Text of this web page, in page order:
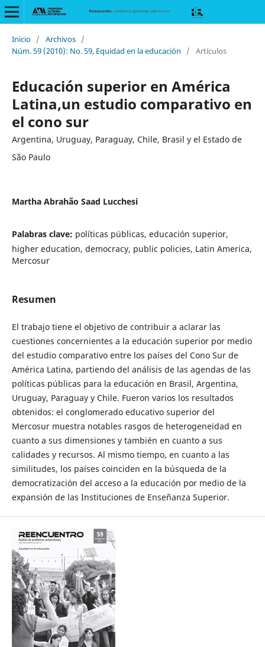
Inicio / Archivos /
Núm. 59 (2010): No. 59, Equidad en la educación
/ Artículos
Educación superior en América
Latina,un estudio comparativo en
el cono sur
Argentina, Uruguay, Paraguay, Chile, Brasil y el Estado de
São Paulo
Martha Abrahão Saad Lucchesi
Palabras clave: políticas públicas, educación superior,
higher education, democracy, public policies, Latin America,
Mercosur
Resumen
El trabajo tiene el objetivo de contribuir a aclarar las
cuestiones concernientes a la educación superior por medio
del estudio comparativo entre los países del Cono Sur de
América Latina, partiendo del análisis de las agendas de las
políticas públicas para la educación en Brasil, Argentina,
Uruguay, Paraguay y Chile. Fueron varios los resultados
obtenidos: el conglomerado educativo superior del
Mercosur muestra notables rasgos de heterogeneidad en
cuanto a sus dimensiones y también en cuanto a sus
calidades y recursos. Al mismo tiempo, en cuanto a las
similitudes, los países coinciden en la búsqueda de la
democratización del acceso a la educación por medio de la
expansión de las Instituciones de Enseñanza Superior.